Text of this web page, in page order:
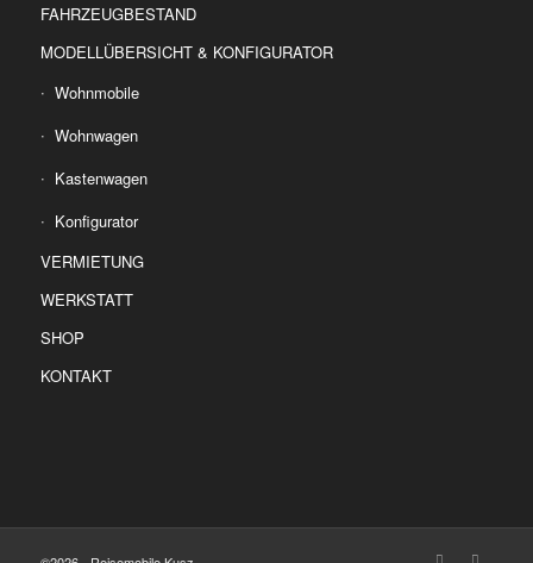
FAHRZEUGBESTAND
MODELLÜBERSICHT & KONFIGURATOR
Wohnmobile
Wohnwagen
Kastenwagen
Konfigurator
VERMIETUNG
WERKSTATT
SHOP
KONTAKT